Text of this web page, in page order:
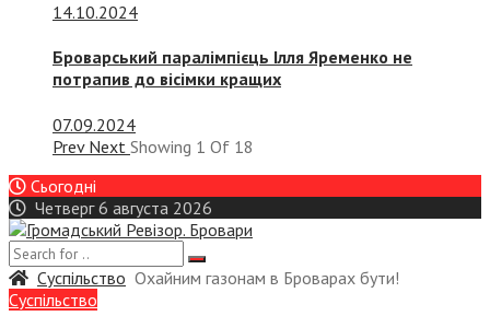
14.10.2024
Броварський паралімпієць Ілля Яременко не
потрапив до вісімки кращих
07.09.2024
Prev Next Showing 1 Of 18
Сьогодні
Четверг 6 августа 2026
Суспiльство Охайним газонам в Броварах бути!
Суспiльство